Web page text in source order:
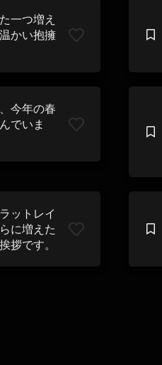
一つ増え
かい抱擁
今年の春
でいま
ットレイ
に増えた
拶です。